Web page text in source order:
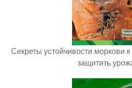
Секреты устойчивости моркови
защитить